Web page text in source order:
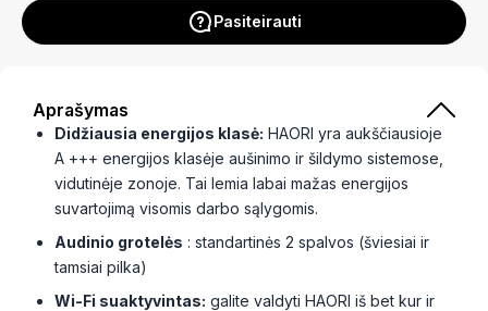
Pasiteirauti
Aprašymas
Didžiausia energijos klasė: HAORI yra aukščiausioje
A +++ energijos klasėje aušinimo ir šildymo sistemose,
vidutinėje zonoje. Tai lemia labai mažas energijos
suvartojimą visomis darbo sąlygomis.
Audinio grotelės : standartinės 2 spalvos (šviesiai ir
tamsiai pilka)
Wi-Fi suaktyvintas: galite valdyti HAORI iš bet kur ir